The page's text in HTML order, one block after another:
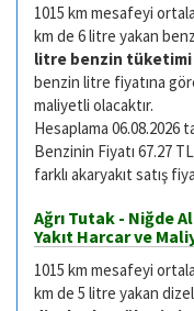
1015 km mesafeyi
km de 6 litre yakan
litre benzin tüketimi
benzin litre fiyatına
maliyetli olacaktır.
Hesaplama 06.08.2026
Benzinin Fiyatı 67.27 TL
farklı akaryakıt satış
Ağrı Tutak - Niğde
Yakıt Harcar ve
1015 km mesafeyi
km de 5 litre yakan